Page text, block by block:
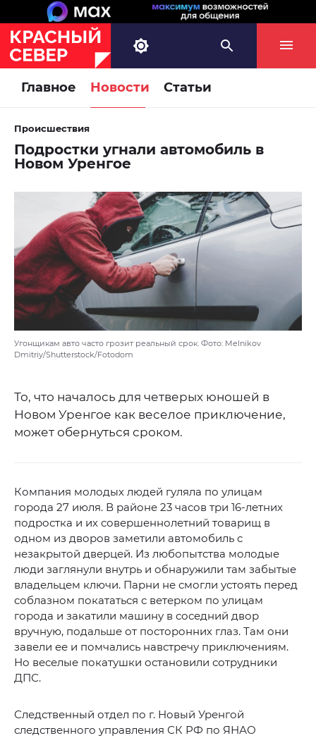
Главное Новости Статьи
Происшествия
Подростки угнали автомобиль в
Новом Уренгое
Угонщикам авто часто грозит реальный срок. Фото: Melnikov
Dmitriy/Shutterstock/Fotodom
То, что началось для четверых юношей в
Новом Уренгое как веселое приключение,
может обернуться сроком.
Компания молодых людей гуляла по улицам
города 27 июля. В районе 23 часов три 16-летних
подростка и их совершеннолетний товарищ в
одном из дворов заметили автомобиль с
незакрытой дверцей. Из любопытства молодые
люди заглянули внутрь и обнаружили там забытые
владельцем ключи. Парни не смогли устоять перед
соблазном покататься с ветерком по улицам
города и закатили машину в соседний двор
вручную, подальше от посторонних глаз. Там они
завели ее и помчались навстречу приключениям.
Но веселые покатушки остановили сотрудники
ДПС.
Следственный отдел по г. Новый Уренгой
следственного управления СК РФ по ЯНАО